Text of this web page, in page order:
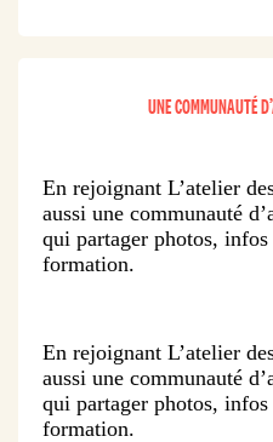
UNE COMMUNAUTÉ
En rejoignant L’atelier
aussi une communauté
qui partager photos,
formation.
En rejoignant L’atelier
aussi une communauté
qui partager photos,
formation.